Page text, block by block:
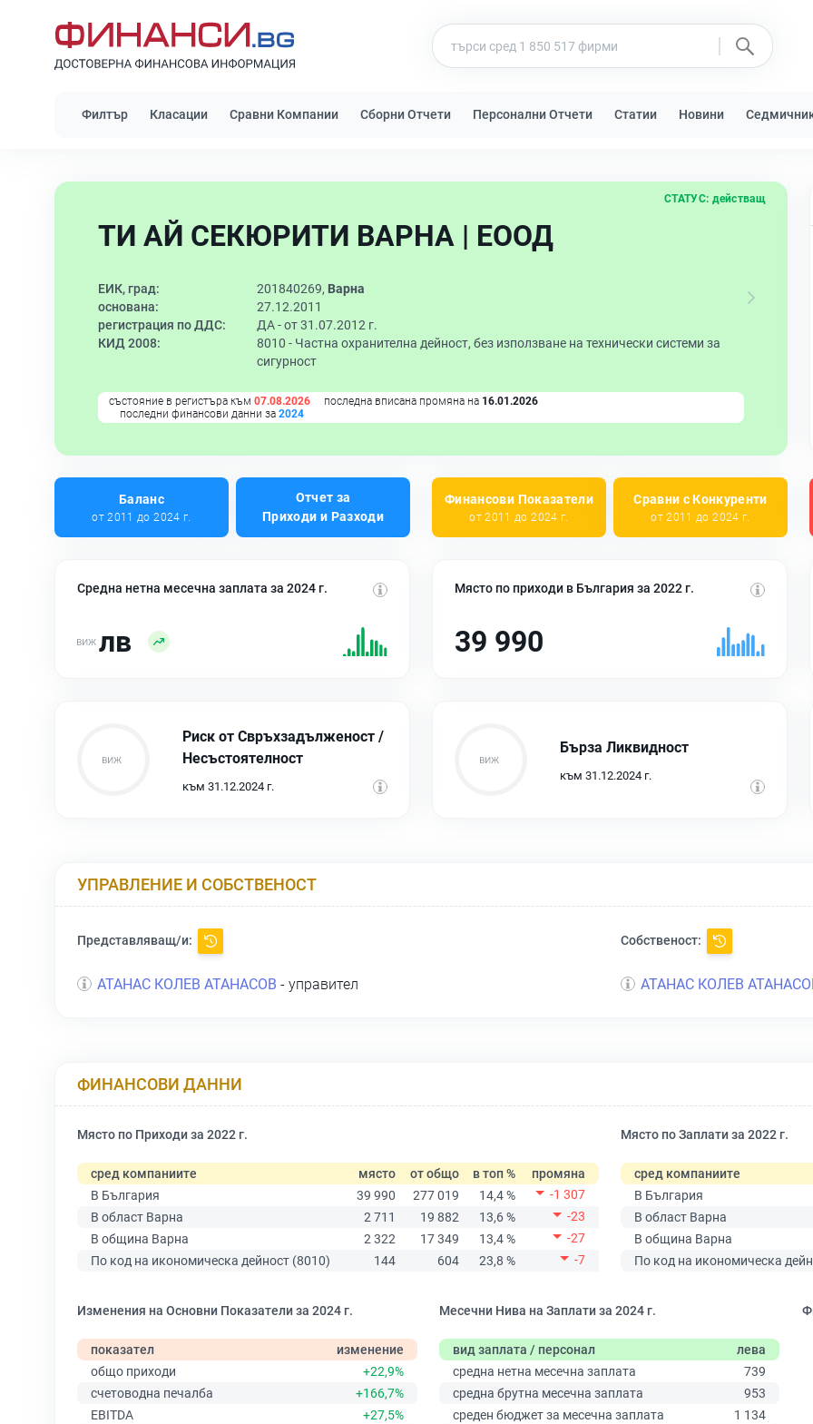
Филтър Класации Сравни Компании Сборни Отчети Персонални Отчети Статии Новини
ТИ АЙ СЕКЮРИТИ ВАРНА | ЕООД
СТАТУС: действащ
ЕИК, град: 201840269, Варна
основана:
27.12.2011
регистрация по ДДС:
ДА - от 31.07.2012 г.
КИД 2008:
8010 - Частна охранителна дейност, без използване на технически системи за
сигурност
състояние в регистъра към 07.08.2026 последна вписана промяна на 16.01.2026
последни финансови данни за 2024
Баланс
от 2011 до 2024 г.
Отчет за
Приходи и Разходи
Финансови Показатели
от 2011 до 2024 г.
Сравни с Конкуренти
от 2011 до 2024 г.
Средна нетна месечна заплата за 2024 г.
лв
Място по приходи в България за 2022 г.
39 990
Риск от Свръхзадълженост /
Несъстоятелност
към 31.12.2024 г.
Бърза Ликвидност
към 31.12.2024 г.
УПРАВЛЕНИЕ И СОБСТВЕНОСТ
Представляващ/и:
АТАНАС КОЛЕВ АТАНАСОВ - управител
Собственост:
АТАНАС КОЛЕВ
ФИНАНСОВИ ДАННИ
Място по Приходи за 2022 г.
сред компаниите място от общо в топ %
промяна
В България
39 990 277 019 14,4 %
-1 307
В област Варна
2 711 19 882 13,6 %
-23
В община Варна
2 322 17 349 13,4 %
-27
По код на икономическа дейност (8010)
144 604 23,8 % -7
Място по Заплати за 2022 г.
сред компаниите
В България
В област Варна
В община Варна
По код на икономическа
Изменения на Основни Показатели за 2024 г.
показател
изменение
общо приходи
+22,9%
счетоводна печалба
+166,7%
EBITDA
+27,5%
Месечни Нива на Заплати за 2024 г.
вид заплата / персонал
лева
средна нетна месечна заплата
739
средна брутна месечна заплата
953
среден бюджет за месечна заплата
1 134